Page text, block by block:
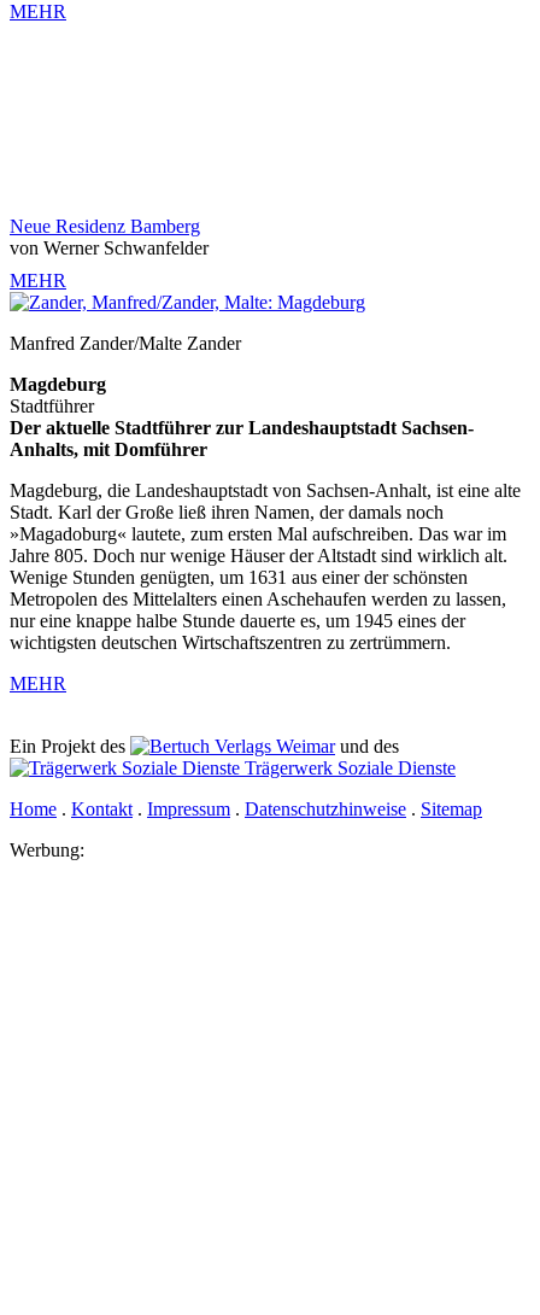
MEHR
Neue Residenz Bamberg
von Werner Schwanfelder
MEHR
Manfred Zander/Malte Zander
Magdeburg
Stadtführer
Der aktuelle Stadtführer zur Landeshauptstadt Sachsen-
Anhalts, mit Domführer
Magdeburg, die Landeshauptstadt von Sachsen-Anhalt, ist eine alte
Stadt. Karl der Große ließ ihren Namen, der damals noch
»Magadoburg« lautete, zum ersten Mal aufschreiben. Das war im
Jahre 805. Doch nur wenige Häuser der Altstadt sind wirklich alt.
Wenige Stunden genügten, um 1631 aus einer der schönsten
Metropolen des Mittelalters einen Aschehaufen werden zu lassen,
nur eine knappe halbe Stunde dauerte es, um 1945 eines der
wichtigsten deutschen Wirtschaftszentren zu zertrümmern.
MEHR
Ein Projekt des Verlags Weimarund des
Trägerwerk Soziale Dienste
Home . Kontakt . Impressum . Datenschutzhinweise . Sitemap
Werbung: